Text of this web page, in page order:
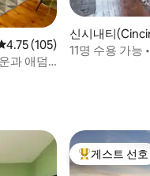
점 4.75점(5점 만점), 후기
4.75 (105)
과 애덤
신시내티
미니엄
11명 수용 가능
상위 게스트
게스트 선호